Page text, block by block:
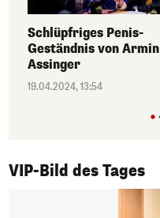
Schlüpfriges Penis-
Geständnis von Armin
Assinger
19.04.2024, 13:54
VIP-Bild des Tages
1/50